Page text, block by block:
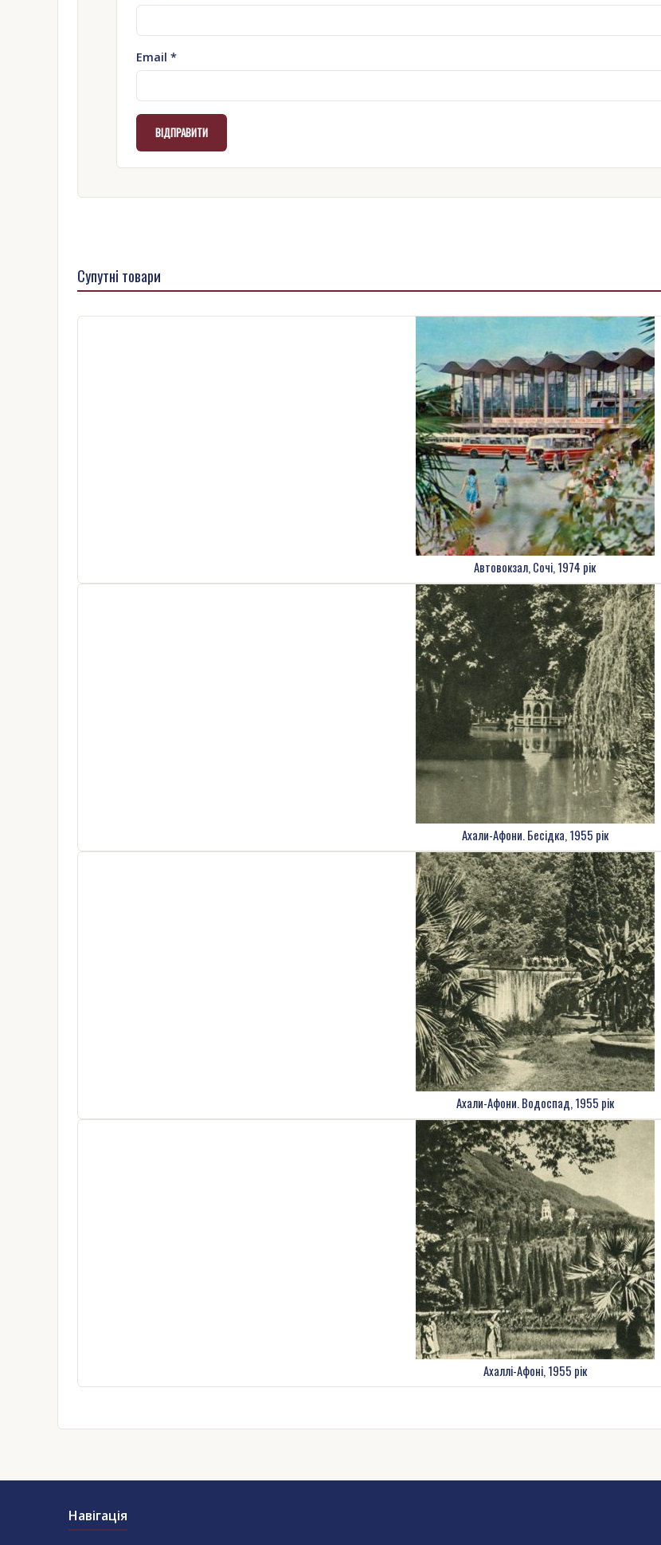
Email *
Супутні товари
Автовокзал, Сочі, 1974 рік
Ахали-Афони. Бесідка, 1955 рік
Ахали-Афони. Водоспад, 1955 рік
Ахаллі-Афоні, 1955 рік
Навігація